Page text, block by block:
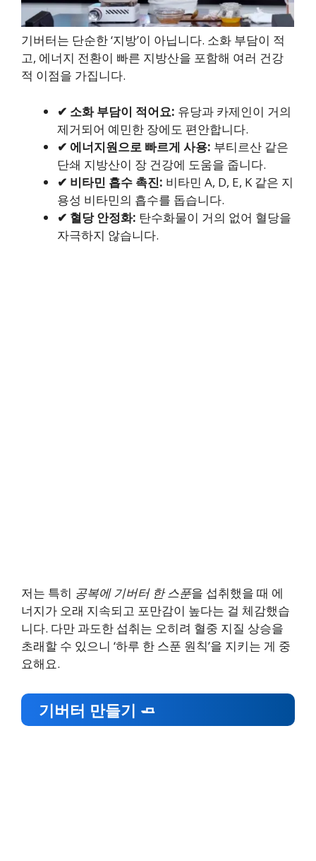
기버터는 단순한 ‘지방’이 아닙니다. 소화 부담이 적
고, 에너지 전환이 빠른 지방산을 포함해 여러 건강
적 이점을 가집니다.
✔ 소화 부담이 적어요: 유당과 카제인이 거의
제거되어 예민한 장에도 편안합니다.
✔ 에너지원으로 빠르게 사용: 부티르산 같은
단쇄 지방산이 장 건강에 도움을 줍니다.
✔ 비타민 흡수 촉진: 비타민 A, D, E, K 같은 지
용성 비타민의 흡수를 돕습니다.
✔ 혈당 안정화: 탄수화물이 거의 없어 혈당을
자극하지 않습니다.
저는 특히 공복에 기버터 한 스푼을 섭취했을 때 에
너지가 오래 지속되고 포만감이 높다는 걸 체감했습
니다. 다만 과도한 섭취는 오히려 혈중 지질 상승을
초래할 수 있으니 ‘하루 한 스푼 원칙’을 지키는 게 중
요해요.
기버터 만들기 🧈